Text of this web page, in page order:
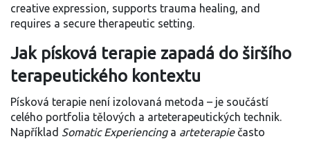
creative expression, supports trauma healing, and
requires a secure therapeutic setting.
Jak písková terapie zapadá do širšího
terapeutického kontextu
Písková terapie není izolovaná metoda – je součástí
celého portfolia tělových a arteterapeutických technik.
Například Somatic Experiencinga arteterapiečasto